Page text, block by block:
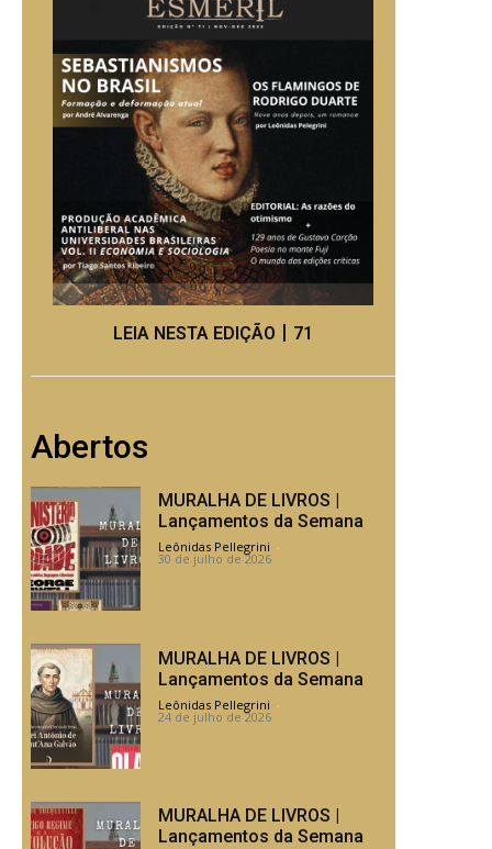
LEIA NESTA EDIÇÃO丨71
Abertos
MURALHA DE LIVROS |
Lançamentos da Semana
Leônidas Pellegrini -
30 de julho de 2026
MURALHA DE LIVROS |
Lançamentos da Semana
Leônidas Pellegrini -
24 de julho de 2026
MURALHA DE LIVROS |
Lançamentos da Semana